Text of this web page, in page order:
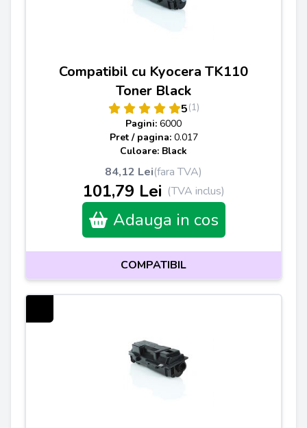
Compatibil cu Kyocera TK110
Toner Black
5(1)
Pagini: 6000
Pret / pagina: 0.017
Culoare: Black
84,12 Lei(fara TVA)
101,79 Lei (TVA inclus)
Adauga in cos
COMPATIBIL